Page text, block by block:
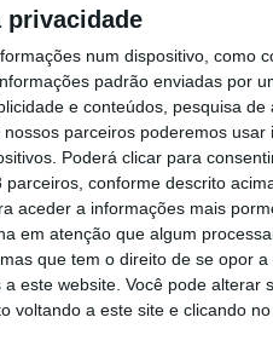
privacidade
num dispositivo, como
padrão enviadas por
e conteúdos, pesquisa de
parceiros poderemos usar
Poderá clicar para
conforme descrito
aceder a informações mais
em atenção que algum
que tem o direito de se opor a
este website. Você pode alterar
voltando a este site e clicando
e
7 de